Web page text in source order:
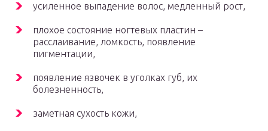
усиленное выпадение волос, медленный рост,
плохое состояние ногтевых пластин –
расслаивание, ломкость, появление
пигментации,
появление язвочек в уголках губ, их
болезненность,
заметная сухость кожи,